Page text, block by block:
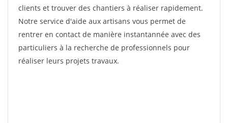
clients et trouver des chantiers à réaliser rapidement.
Notre service d'aide aux artisans vous permet de
rentrer en contact de manière instantannée avec des
particuliers à la recherche de professionnels pour
réaliser leurs projets travaux.